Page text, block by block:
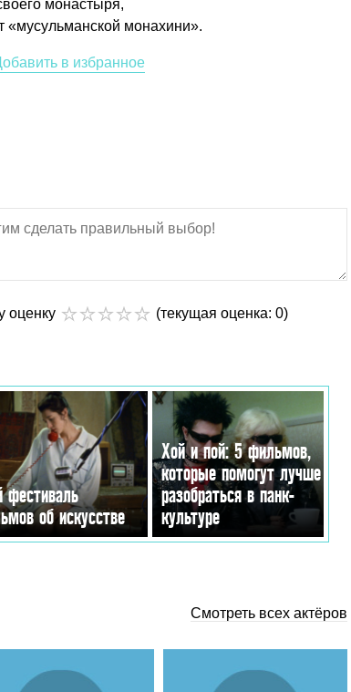
монастыря,
«мусульманской монахини».
оценку (текущая оценка: 0)
фестиваль
об искусстве
Хой и пой: 5 фильмов,
которые помогут лучше
разобраться в панк-
культуре
Смотреть всех актёров